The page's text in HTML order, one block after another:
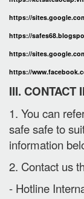
https://
https://
https://
https://
III. CONTACT
1. You can
safe safe to
information
2. Contact us
- Hotline